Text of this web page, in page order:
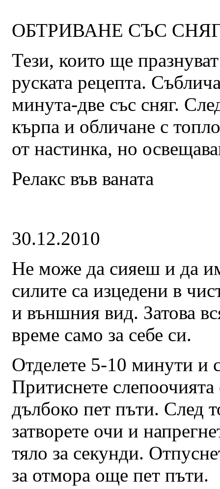
OБТРИВАНЕ СЪС
Тези, които ще
руската рецепта.
минута-две със сняг.
кърпа и обличане с
от настинка, но
Релакс във ваната
30.12.2010
Не може да сияеш и да
силите са изцедени в
и външния вид. Затова
време само за себе си.
Отделете 5-10 минути и
Притиснете
дълбоко пет пъти. След
затворете очи и
тяло за секунди.
за отмора още пет пъти.